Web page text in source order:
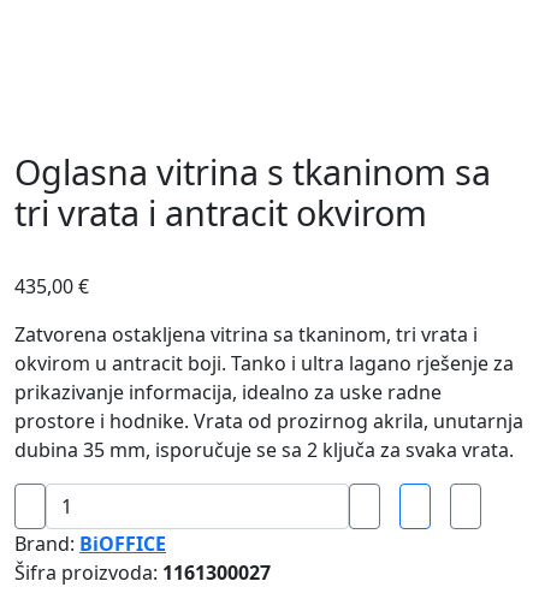
Oglasna vitrina s tkaninom sa
tri vrata i antracit okvirom
435,00€
Zatvorena ostakljena vitrina sa tkaninom, tri vrata i
okvirom u antracit boji. Tanko i ultra lagano rješenje za
prikazivanje informacija, idealno za uske radne
prostore i hodnike. Vrata od prozirnog akrila, unutarnja
dubina 35 mm, isporučuje se sa 2 ključa za svaka vrata.
Oglasna
vitrina
s
tkaninom
Brand: BiOFFICE
Šifra proizvoda: 1161300027